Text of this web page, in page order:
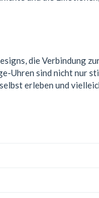
die Verbindung
Uhren sind nicht nur
erleben und